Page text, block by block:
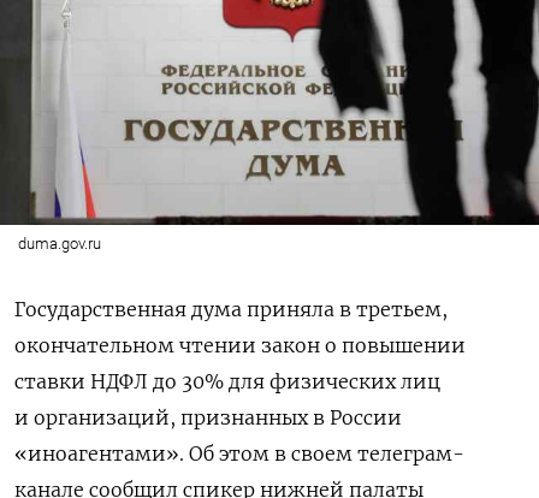
duma.gov.ru
Государственная дума приняла в третьем,
окончательном чтении закон о повышении
ставки НДФЛ до 30% для физических лиц
и организаций, признанных в России
«иноагентами». Об этом в своем телеграм-
канале сообщил спикер нижней палаты